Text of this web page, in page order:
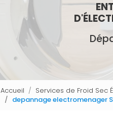
Accueil Services de Froid Sec
depannage electromenager